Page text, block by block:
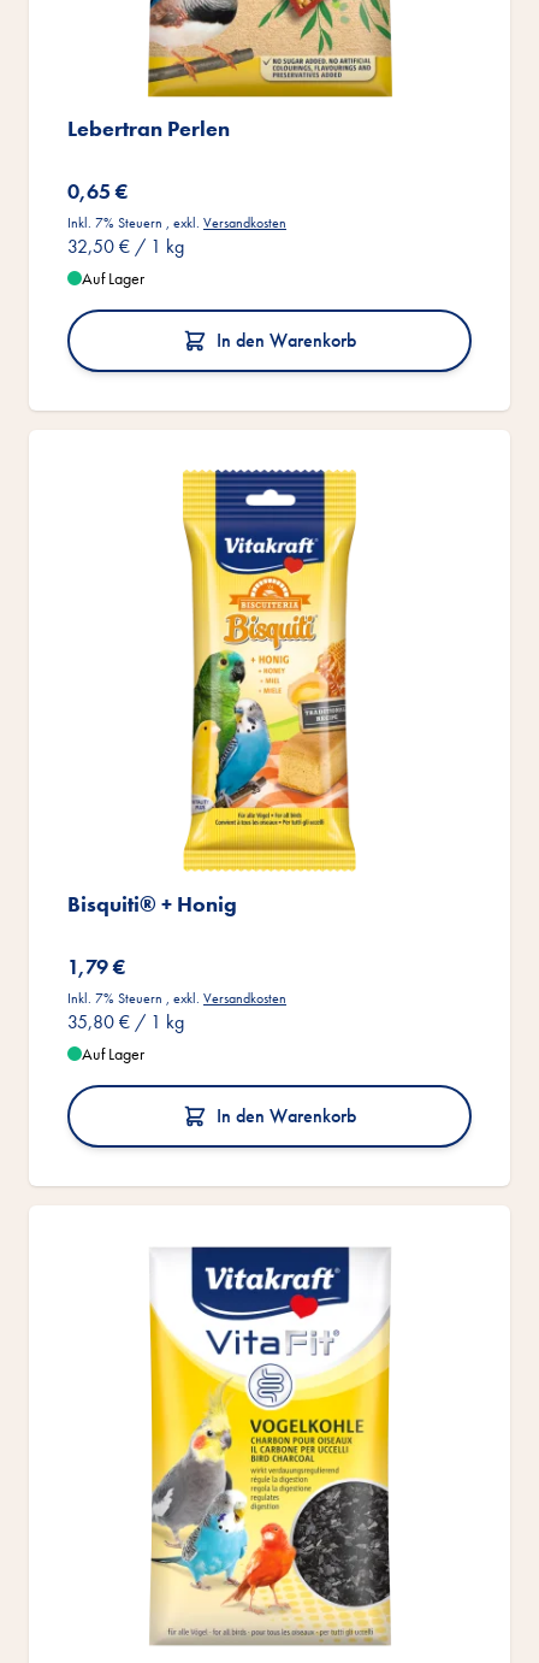
Lebertran Perlen
0,65 €
Inkl. 7% Steuern , exkl. Versandkosten
32,50 € / 1 kg
Auf Lager
In den Warenkorb
Bisquiti® + Honig
1,79 €
Inkl. 7% Steuern , exkl. Versandkosten
35,80 € / 1 kg
Auf Lager
In den Warenkorb